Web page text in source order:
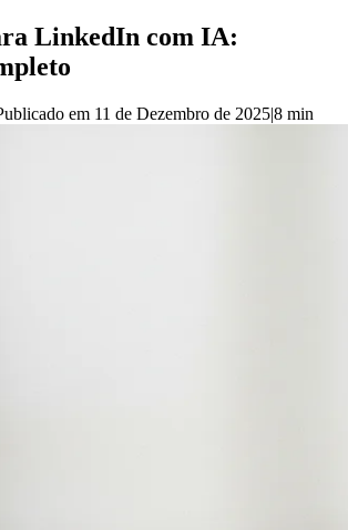
LinkedIn com IA:
em 11 de Dezembro de 2025|8 min